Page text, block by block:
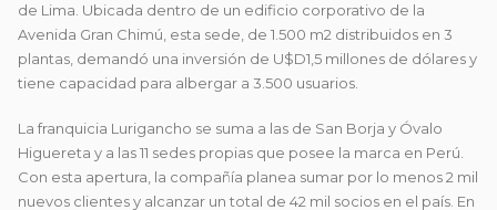
de Lima. Ubicada dentro de un edificio corporativo de la
Avenida Gran Chimú, esta sede, de 1.500 m2 distribuidos en 3
plantas, demandó una inversión de U$D1,5 millones de dólares y
tiene capacidad para albergar a 3.500 usuarios.
La franquicia Lurigancho se suma a las de San Borja y Óvalo
Higuereta y a las 11 sedes propias que posee la marca en Perú.
Con esta apertura, la compañía planea sumar por lo menos 2 mil
nuevos clientes y alcanzar un total de 42 mil socios en el país. En